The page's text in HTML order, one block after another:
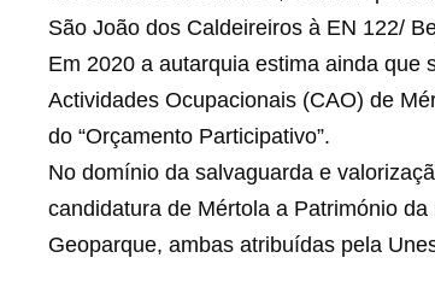
São João dos Caldeireiros à EN 122/
Em 2020 a autarquia estima ainda que
Actividades Ocupacionais (CAO) de
do “Orçamento Participativo”.
No domínio da salvaguarda e
candidatura de Mértola a Património
Geoparque, ambas atribuídas pela